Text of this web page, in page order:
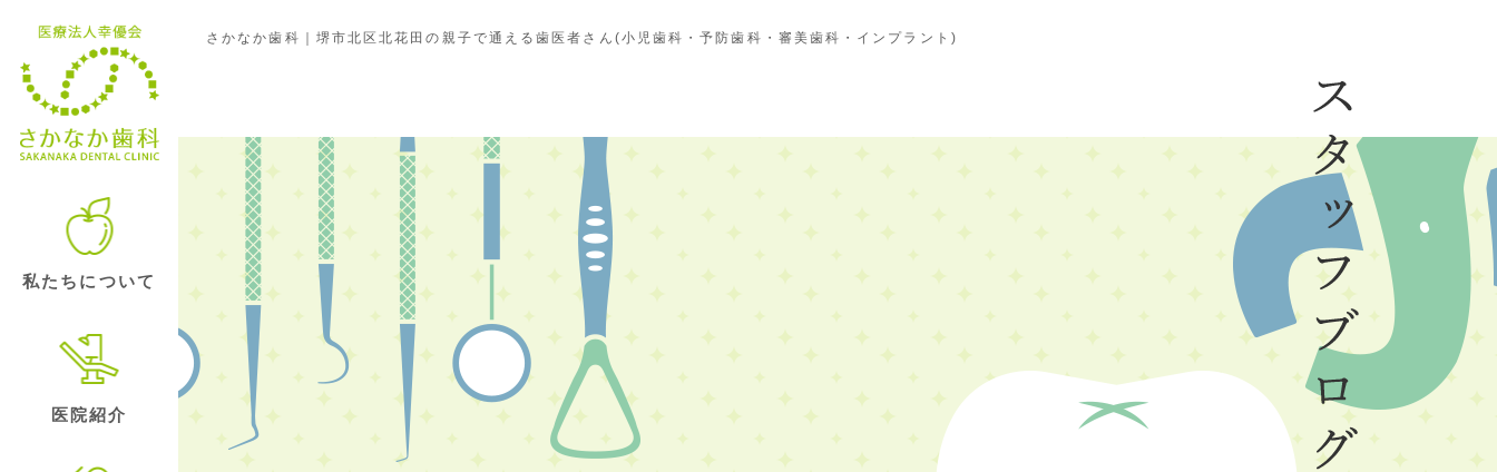
さかなか歯科｜堺市北区北花田の親子で通える歯医者さん(小児歯科・予防歯科・審美歯科・インプラント)
私たちについて
医院紹介
クリニックの日常